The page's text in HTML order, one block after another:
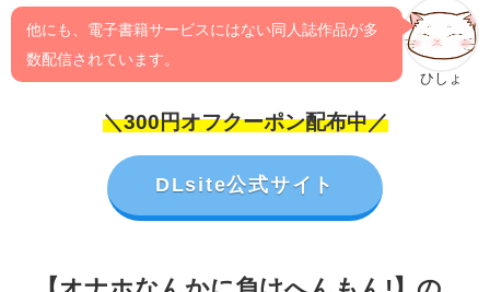
ひしょ
他にも、電子書籍サービスにはない同人誌作品が多
数配信されています。
＼300円オフクーポン配布中／
DLsite公式サイト
【オナホなんかに負けへんもん!】の